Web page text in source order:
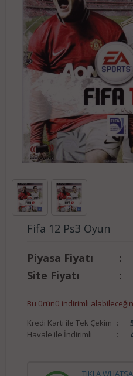
Fifa 12 Ps3 Oyun
Piyasa Fiyatı
:
Site Fiyatı
:
Bu ürünü indirimli
Kredi Kartı ile Tek Çekim :
Havale ile İndirimli :
TIKLA